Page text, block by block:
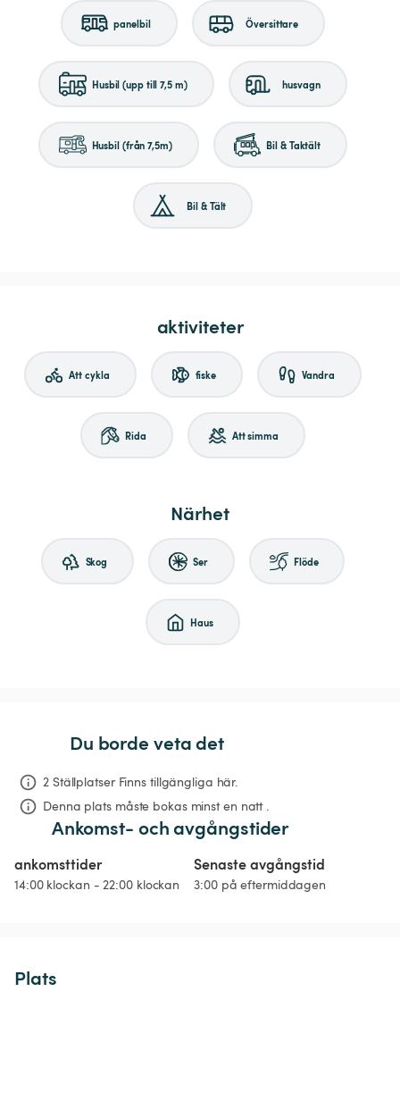
panelbil Översittare
Husbil (upp till 7,5 m) husvagn
Husbil (från 7,5m) Bil & Taktält
Bil & Tält
aktiviteter
Att cykla fiske Vandra
Rida Att simma
Närhet
Skog Ser Flöde
Haus
Du borde veta det
2 Ställplatser Finns tillgängliga här.
Denna plats måste bokas minst en natt .
Ankomst- och avgångstider
ankomsttider
14:00 klockan - 22:00 klockan
Senaste avgångstid
3:00 på eftermiddagen
Plats